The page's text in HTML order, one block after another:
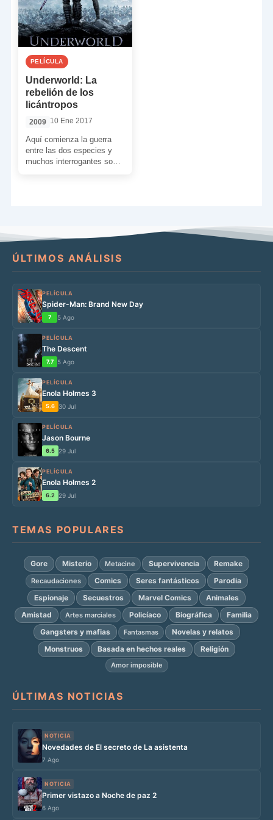
PELÍCULA
Underworld: La
rebelión de los
licántropos
2009 10 Ene 2017
Aquí comienza la guerra
entre las dos especies y
muchos interrogantes son
ÚLTIMOS ANÁLISIS
PELÍCULA
Spider-Man: Brand New Day
7 5 Ago
PELÍCULA
The Descent
7.7 5 Ago
PELÍCULA
Enola Holmes 3
5.6 30 Jul
PELÍCULA
Jason Bourne
6.5 29 Jul
PELÍCULA
Enola Holmes 2
6.2 29 Jul
TEMAS POPULARES
Gore Misterio Metacine Supervivencia Remake
Recaudaciones Comics Seres fantásticos
Parodia
Espionaje
Secuestros Marvel Comics
Animales
Amistad
Artes marciales Policíaco Biográfica
Familia
Gangsters y mafias
Fantasmas
Novelas y relatos
Monstruos
Basada en hechos reales Religión
Amor imposible
ÚLTIMAS NOTICIAS
NOTICIA
Novedades de El secreto de La asistenta
7 Ago
NOTICIA
Primer vistazo a Noche de paz 2
6 Ago